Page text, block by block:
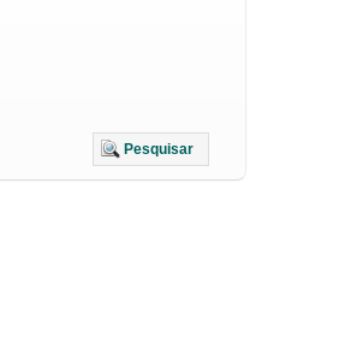
Pesquisar